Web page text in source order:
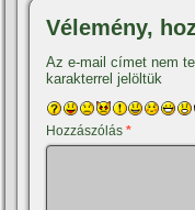
Vélemény,
Az e-mail címet nem
karakterrel jelöltük
Hozzászólás*